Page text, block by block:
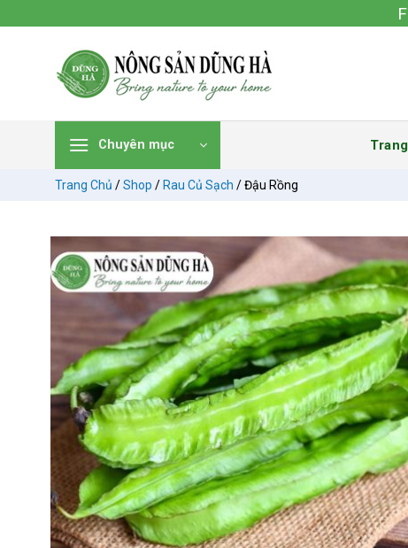
đến
Chuyên mục
Trang Chủ /Shop / Rau Củ Sạch /Đậu Rồng